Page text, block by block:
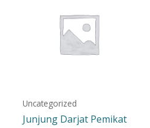
Uncategorized
Junjung Darjat Pemikat